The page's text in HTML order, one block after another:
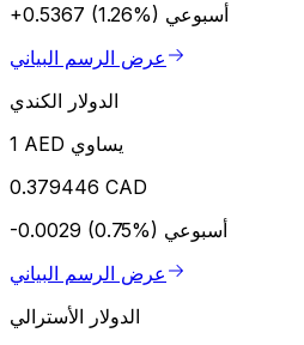
+0.5367 (1.26%) أسبوعي
عرض الرسم البياني
الدولار الكندي
1 AED يساوي
0.379446 CAD
-0.0029 (0.75%) أسبوعي
عرض الرسم البياني
الدولار الأسترالي